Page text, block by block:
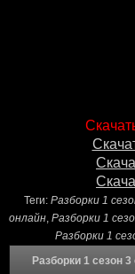
Теги: Разборки 1
онлайн, Разборки 1
Разборки 1
Разборки 1 сезон